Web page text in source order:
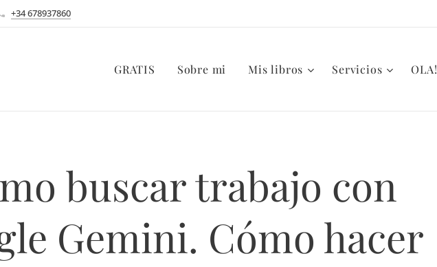
+34 678937860
GRATIS Sobre mi Mis libros Servicios OLA!
buscar trabajo con
Gemini. Cómo hacer